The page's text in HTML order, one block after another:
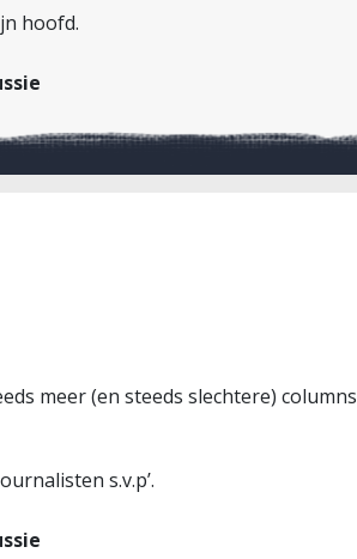
hoofd.
meer (en steeds slechtere) columns
s.v.p’.